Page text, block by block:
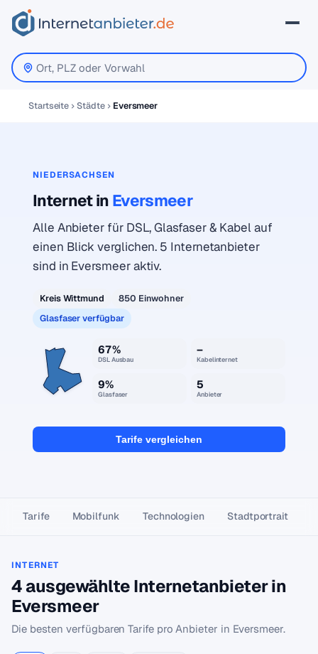
Startseite Städte Eversmeer
NIEDERSACHSEN
Internet in Eversmeer
Alle Anbieter für DSL, Glasfaser & Kabel auf
einen Blick verglichen. 5 Internetanbieter
sind in Eversmeer aktiv.
Kreis Wittmund
850 Einwohner
Glasfaser verfügbar
67%
DSL Ausbau
–
Kabelinternet
9%
Glasfaser
5
Anbieter
Tarife vergleichen
Tarife Mobilfunk Technologien Stadtportrait
INTERNET
4 ausgewählte Internetanbieter in
Eversmeer
Die besten verfügbaren Tarife pro Anbieter in Eversmeer.